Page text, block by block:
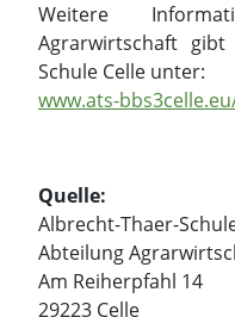
Weitere
Agrarwirtschaft
Schule Celle unter:
www.ats-
Quelle:
Albrecht-Thaer-
Abteilung
Am Reiherpfahl 14
29223 Celle